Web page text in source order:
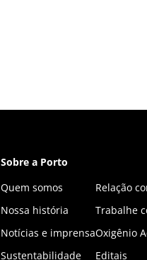
Sobre a Porto
Quem somos
Nossa história
Notícias e imprensa
Sustentabilidade
Relação
Trabalhe
Oxigênio
Editais